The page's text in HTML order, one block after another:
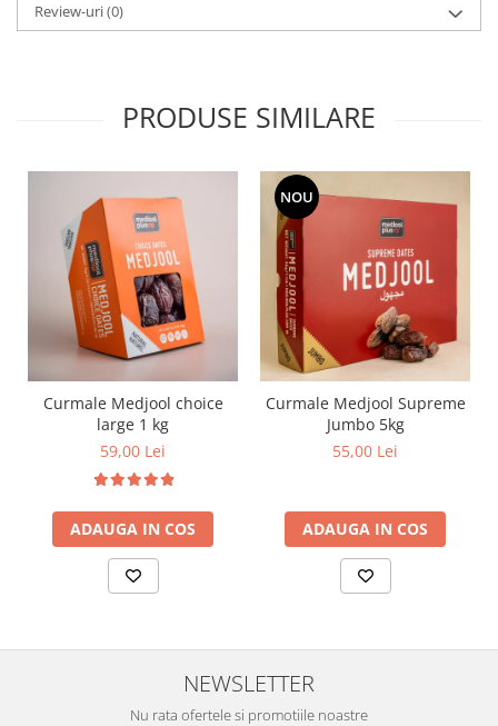
Review-uri(0)
PRODUSE SIMILARE
Curmale Medjool choice
large 1 kg
59,00 Lei
ADAUGA IN COS
NOU
Curmale Medjool Supreme
Jumbo 5kg
55,00 Lei
ADAUGA IN COS
NEWSLETTER
Nu rata ofertele si promotiile noastre